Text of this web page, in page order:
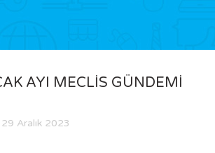
AYI MECLİS GÜNDEMİ
29 Aralık 2023